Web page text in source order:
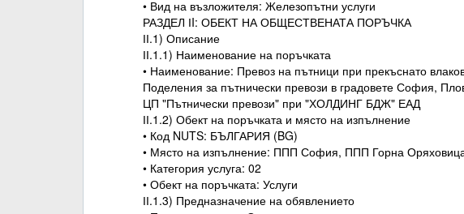
• Вид на възложителя: Железопътни услуги
РАЗДЕЛ ІI: ОБЕКТ НА ОБЩЕСТВЕНАТА ПОРЪЧКА
ІІ.1) Описание
ІІ.1.1) Наименование на поръчката
• Наименование: Превоз на пътници при прекъснато
Поделения за пътнически превози в градовете София,
ЦП "Пътнически превози" при "ХОЛДИНГ БДЖ" ЕАД
ІІ.1.2) Обект на поръчката и място на изпълнение
• Код NUTS: БЪЛГАРИЯ (BG)
• Място на изпълнение: ППП София, ППП Горна
• Категория услуга: 02
• Обект на поръчката: Услуги
ІІ.1.3) Предназначение на обявлението